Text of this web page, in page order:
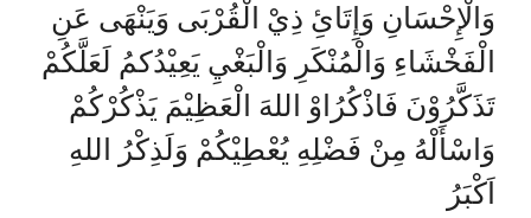
وَالْإِحْسَانِ وَإِتَائِ ذِيْ الْقُرْبَى وَيَنْهَى عَنِ
الْفَخْشَاءِ وَالْمُنْكَرِ وَالْبَغْيِ يَعِيْدُكمُ لَعَلَّكُمْ
تَذَكَّرُوْنَ فَاذْكُرُاوْ اللهَ الْعَظِيْمَ يَذْكُرْكُمْ
وَاسْأَلْهُ مِنْ فَضْلِهِ يُعْطِيْكُمْ وَلَذِكْرُ اللهِ
اَكْبَرُ